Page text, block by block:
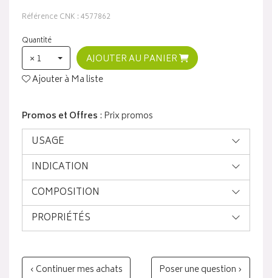
Référence CNK : 4577862
Quantité
× 1
AJOUTER AU PANIER
Ajouter à Ma liste
Promos et Offres : Prix promos
USAGE
INDICATION
COMPOSITION
PROPRIÉTÉS
‹ Continuer mes achats Poser une question ›